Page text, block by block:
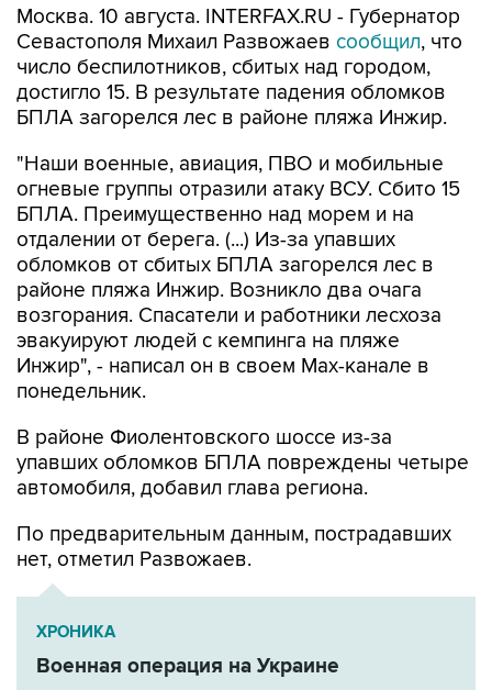
Москва. 10 августа. INTERFAX.RU - Губернатор
Севастополя Михаил Развожаев сообщил, что
число беспилотников, сбитых над городом,
достигло 15. В результате падения обломков
БПЛА загорелся лес в районе пляжа Инжир.
"Наши военные, авиация, ПВО и мобильные
огневые группы отразили атаку ВСУ. Сбито 15
БПЛА. Преимущественно над морем и на
отдалении от берега. (...) Из-за упавших
обломков от сбитых БПЛА загорелся лес в
районе пляжа Инжир. Возникло два очага
возгорания. Спасатели и работники лесхоза
эвакуируют людей с кемпинга на пляже
Инжир", - написал он в своем Мах-канале в
понедельник.
В районе Фиолентовского шоссе из-за
упавших обломков БПЛА повреждены четыре
автомобиля, добавил глава региона.
По предварительным данным, пострадавших
нет, отметил Развожаев.
ХРОНИКА
Военная операция на Украине